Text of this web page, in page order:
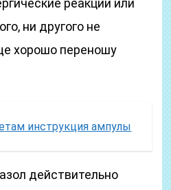
реакции или
ни другого не
хорошо переношу
инструкция ампулы
действительно